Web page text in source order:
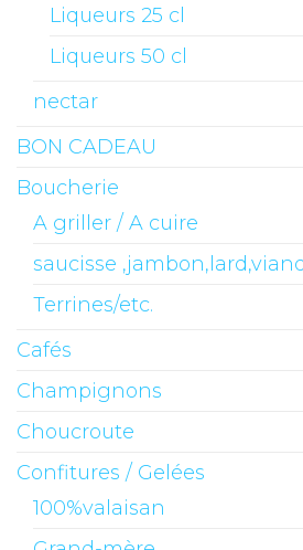
Liqueurs 25 cl
Liqueurs 50 cl
nectar
BON CADEAU
Boucherie
A griller / A cuire
saucisse
Terrines/etc.
Cafés
Champignons
Choucroute
Confitures / Gelées
100%valaisan